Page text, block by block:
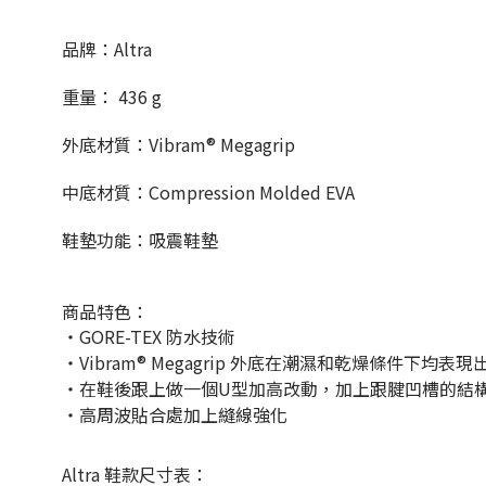
品牌：Altra
重量： 436 g
外底材質：Vibram® Megagrip
中底材質：Compression Molded EVA
鞋墊功能：吸震鞋墊
商品特色：
・GORE-TEX 防水技術
・Vibram® Megagrip 外底在潮濕和乾燥條件下均表現
・在鞋後跟上做一個U型加高改動，加上跟腱凹槽的結
・高周波貼合處加上縫線強化
Altra 鞋款尺寸表：